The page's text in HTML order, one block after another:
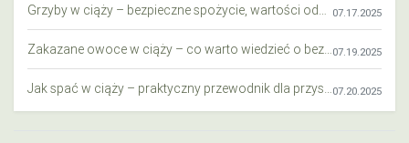
07.17.2025
07.19.2025
07.20.2025